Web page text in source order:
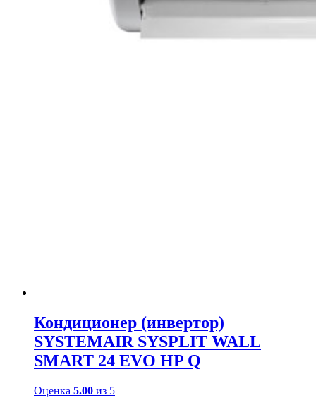
Кондиционер (инвертор)
SYSTEMAIR SYSPLIT WALL
SMART 24 EVO HP Q
Оценка 5.00 из 5